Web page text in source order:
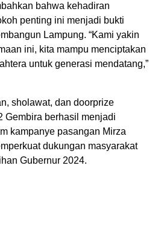
bahwa kehadiran
penting ini menjadi bukti
Lampung. “Kami yakin
ini, kita mampu menciptakan
untuk generasi mendatang,”
sholawat, dan doorprize
Gembira berhasil menjadi
kampanye pasangan Mirza
dukungan masyarakat
Gubernur 2024.